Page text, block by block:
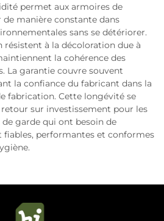
permet aux armoires de
manière constante dans
sans se détériorer.
résistent à la décoloration due à
la cohérence des
La garantie couvre souvent
la confiance du fabricant dans la
fabrication. Cette longévité se
sur investissement pour les
garde qui ont besoin de
performantes et conformes